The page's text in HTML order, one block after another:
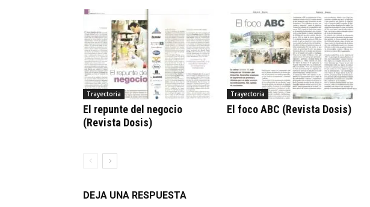
Trayectoria
El repunte del negocio
(Revista Dosis)
Trayectoria
El foco ABC (Revista Dosis)
DEJA UNA RESPUESTA